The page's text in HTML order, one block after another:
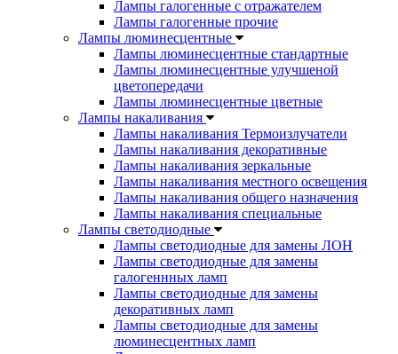
Лампы галогенные с отражателем
Лампы галогенные прочие
Лампы люминесцентные
Лампы люминесцентные стандартные
Лампы люминесцентные улучшеной
цветопередачи
Лампы люминесцентные цветные
Лампы накаливания
Лампы накаливания Термоизлучатели
Лампы накаливания декоративные
Лампы накаливания зеркальные
Лампы накаливания местного освещения
Лампы накаливания общего назначения
Лампы накаливания специальные
Лампы светодиодные
Лампы светодиодные для замены ЛОН
Лампы светодиодные для замены
галогеннных ламп
Лампы светодиодные для замены
декоративных ламп
Лампы светодиодные для замены
люминесцентных ламп